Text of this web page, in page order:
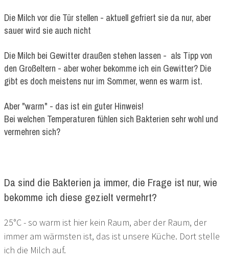
Die Milch vor die Tür stellen - aktuell gefriert sie da nur, aber
sauer wird sie auch nicht
Die Milch bei Gewitter draußen stehen lassen - als Tipp von
den Großeltern - aber woher bekomme ich ein Gewitter? Die
gibt es doch meistens nur im Sommer, wenn es warm ist.
Aber "warm" - das ist ein guter Hinweis!
Bei welchen Temperaturen fühlen sich Bakterien sehr wohl und
vermehren sich?
Da sind die Bakterien ja immer, die Frage ist nur, wie
bekomme ich diese gezielt vermehrt?
25°C - so warm ist hier kein Raum, aber der Raum, der
immer am wärmsten ist, das ist unsere Küche. Dort stelle
ich die Milch auf.